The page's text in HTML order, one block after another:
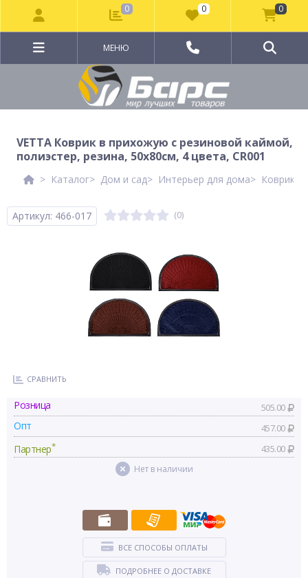
МЕНЮ
VETTA Коврик в прихожую с резиновой каймой,
полиэстер, резина, 50х80см, 4 цвета, CR001
Каталог Дом и сад Интерьер для дома Коврики
Артикул: 466-017 (0)
СРАВНИТЬ
Розница 505.00
Опт 457.00
Партнер* 435.00
Нет в наличии
ВСЕ СПОСОБЫ ОПЛАТЫ
ПОДРОБНЕЕ О ДОСТАВКЕ
0 0 0